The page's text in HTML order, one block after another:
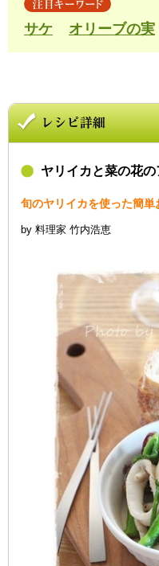
サケ オリーブの実
ヤリイカと菜の花
旬のヤリイカを使った簡単
by 料理家 竹内浩恵